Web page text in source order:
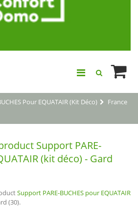
Pour EQUATAIR (kit Déco)
France
Support PARE-
(kit déco) - Gard
Support PARE-BUCHES pour EQUATAIR
(30).